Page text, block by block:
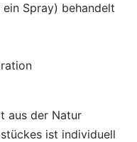
Spray) behandelt
aus der Natur
ist individuell